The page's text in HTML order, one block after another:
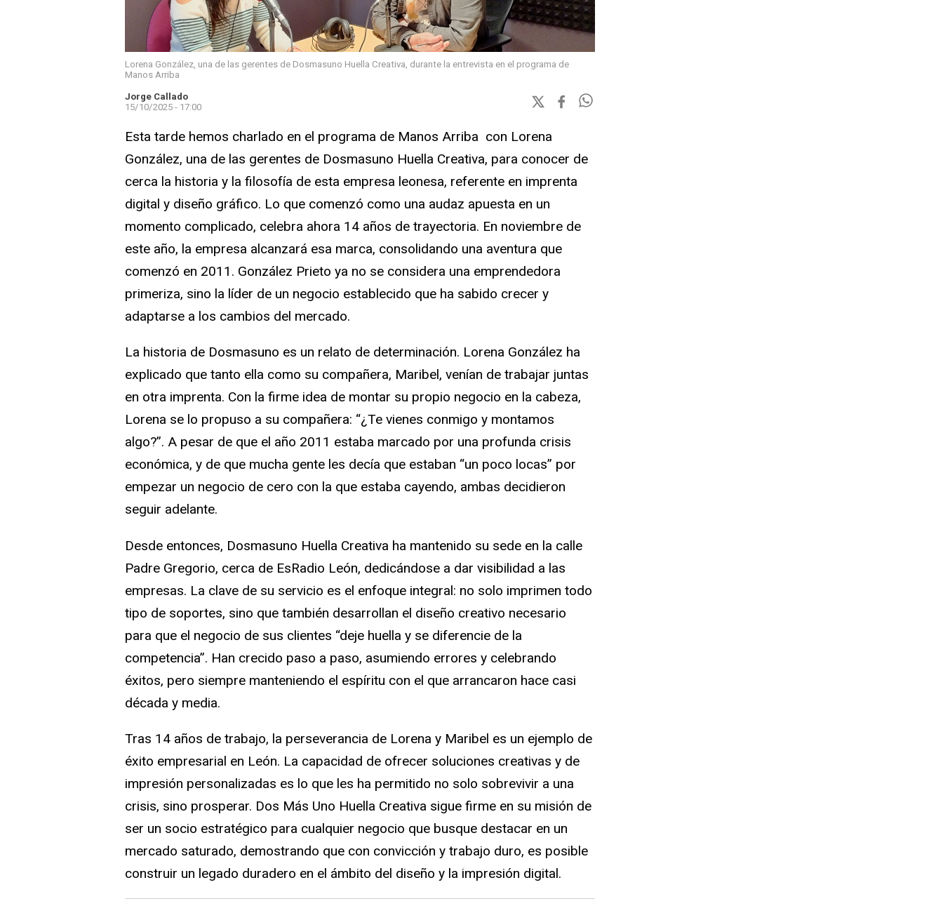
Lorena González, una de las gerentes de Dosmasuno Huella Creativa, durante la entrevista en el programa de
Manos Arriba
Jorge Callado
15/10/2025 - 17:00
Esta tarde hemos charlado en el programa de Manos Arriba con Lorena
González, una de las gerentes de Dosmasuno Huella Creativa, para conocer de
cerca la historia y la filosofía de esta empresa leonesa, referente en imprenta
digital y diseño gráfico. Lo que comenzó como una audaz apuesta en un
momento complicado, celebra ahora 14 años de trayectoria. En noviembre de
este año, la empresa alcanzará esa marca, consolidando una aventura que
comenzó en 2011. González Prieto ya no se considera una emprendedora
primeriza, sino la líder de un negocio establecido que ha sabido crecer y
adaptarse a los cambios del mercado.
La historia de Dosmasuno es un relato de determinación. Lorena González ha
explicado que tanto ella como su compañera, Maribel, venían de trabajar juntas
en otra imprenta. Con la firme idea de montar su propio negocio en la cabeza,
Lorena se lo propuso a su compañera: “¿Te vienes conmigo y montamos
algo?”. A pesar de que el año 2011 estaba marcado por una profunda crisis
económica, y de que mucha gente les decía que estaban “un poco locas” por
empezar un negocio de cero con la que estaba cayendo, ambas decidieron
seguir adelante.
Desde entonces, Dosmasuno Huella Creativa ha mantenido su sede en la calle
Padre Gregorio, cerca de EsRadio León, dedicándose a dar visibilidad a las
empresas. La clave de su servicio es el enfoque integral: no solo imprimen todo
tipo de soportes, sino que también desarrollan el diseño creativo necesario
para que el negocio de sus clientes “deje huella y se diferencie de la
competencia”. Han crecido paso a paso, asumiendo errores y celebrando
éxitos, pero siempre manteniendo el espíritu con el que arrancaron hace casi
década y media.
Tras 14 años de trabajo, la perseverancia de Lorena y Maribel es un ejemplo de
éxito empresarial en León. La capacidad de ofrecer soluciones creativas y de
impresión personalizadas es lo que les ha permitido no solo sobrevivir a una
crisis, sino prosperar. Dos Más Uno Huella Creativa sigue firme en su misión de
ser un socio estratégico para cualquier negocio que busque destacar en un
mercado saturado, demostrando que con convicción y trabajo duro, es posible
construir un legado duradero en el ámbito del diseño y la impresión digital.